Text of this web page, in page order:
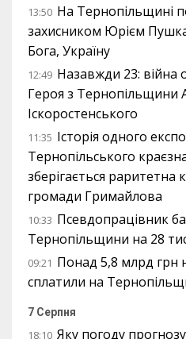
13:50 На Тернопільщині
захисником Юрієм
Бога, Україну
12:49 Назавжди 23: війна
Героя з Тернопільщини
Іскоростенського
11:35 Історія одного
Тернопільського
зберігається раритетна
громади Гримайлова
10:33 Псевдопрацівник
Тернопільщини на 28
09:21 Понад 5,8 млрд грн
сплатили на
7 Серпня
18:10 Яку погоду